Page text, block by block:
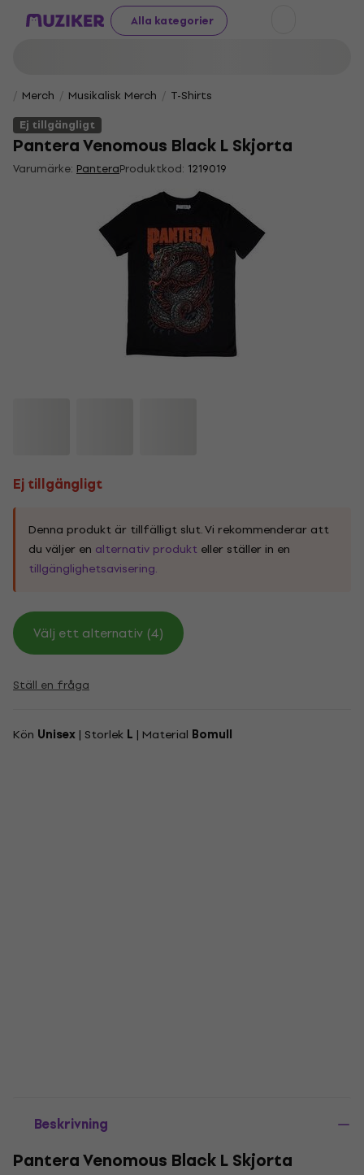
Alla kategorier
Merch Musikalisk Merch
T-Shirts
Ej tillgängligt
Pantera Venomous Black L Skjorta
Varumärke: PanteraProduktkod: 1219019
Ej tillgängligt
Denna produkt är tillfälligt slut. Vi rekommenderar att
du väljer en alternativ produkt eller ställer in en
tillgänglighetsavisering.
Välj ett alternativ (4)
Ställ en fråga
Kön Unisex | Storlek L | Material Bomull
Beskrivning
Pantera Venomous Black L Skjorta